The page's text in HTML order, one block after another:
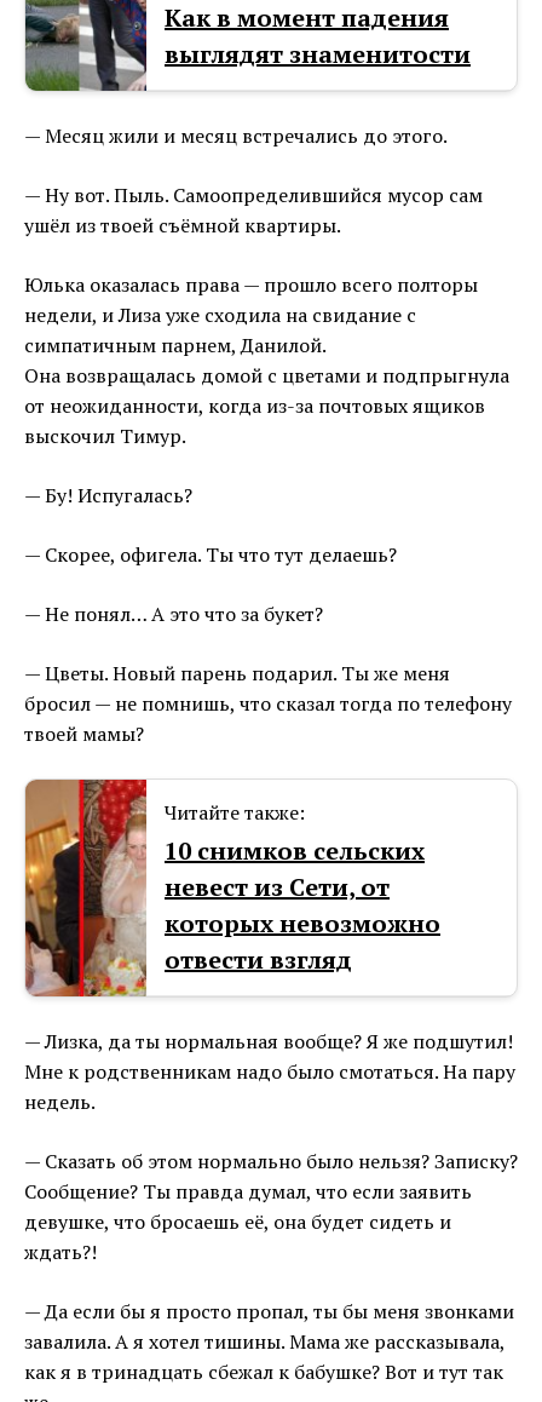
Как в момент падения
выглядят знаменитости
— Месяц жили и месяц встречались до этого.
— Ну вот. Пыль. Самоопределившийся мусор сам
ушёл из твоей съёмной квартиры.
Юлька оказалась права — прошло всего полторы
недели, и Лиза уже сходила на свидание с
симпатичным парнем, Данилой.
Она возвращалась домой с цветами и подпрыгнула
от неожиданности, когда из-за почтовых ящиков
выскочил Тимур.
— Бу! Испугалась?
— Скорее, офигела. Ты что тут делаешь?
— Не понял… А это что за букет?
— Цветы. Новый парень подарил. Ты же меня
бросил — не помнишь, что сказал тогда по телефону
твоей мамы?
Читайте также:
10 снимков сельских
невест из Сети, от
которых невозможно
отвести взгляд
— Лизка, да ты нормальная вообще? Я же подшутил!
Мне к родственникам надо было смотаться. На пару
недель.
— Сказать об этом нормально было нельзя? Записку?
Сообщение? Ты правда думал, что если заявить
девушке, что бросаешь её, она будет сидеть и
ждать?!
— Да если бы я просто пропал, ты бы меня звонками
завалила. А я хотел тишины. Мама же рассказывала,
как я в тринадцать сбежал к бабушке? Вот и тут так